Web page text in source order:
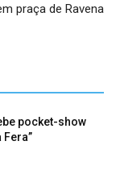
praça de Ravena
pocket-show
Fera”